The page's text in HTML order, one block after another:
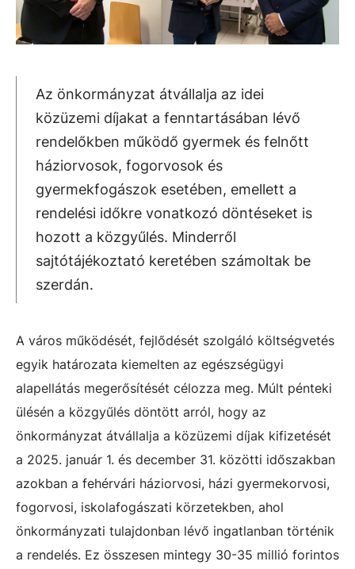
Az önkormányzat átvállalja az idei
közüzemi díjakat a fenntartásában lévő
rendelőkben működő gyermek és felnőtt
háziorvosok, fogorvosok és
gyermekfogászok esetében, emellett a
rendelési időkre vonatkozó döntéseket is
hozott a közgyűlés. Minderről
sajtótájékoztató keretében számoltak be
szerdán.
A város működését, fejlődését szolgáló költségvetés
egyik határozata kiemelten az egészségügyi
alapellátás megerősítését célozza meg. Múlt pénteki
ülésén a közgyűlés döntött arról, hogy az
önkormányzat átvállalja a közüzemi díjak kifizetését
a 2025. január 1. és december 31. közötti időszakban
azokban a fehérvári háziorvosi, házi gyermekorvosi,
fogorvosi, iskolafogászati körzetekben, ahol
önkormányzati tulajdonban lévő ingatlanban történik
a rendelés. Ez összesen mintegy 30-35 millió forintos